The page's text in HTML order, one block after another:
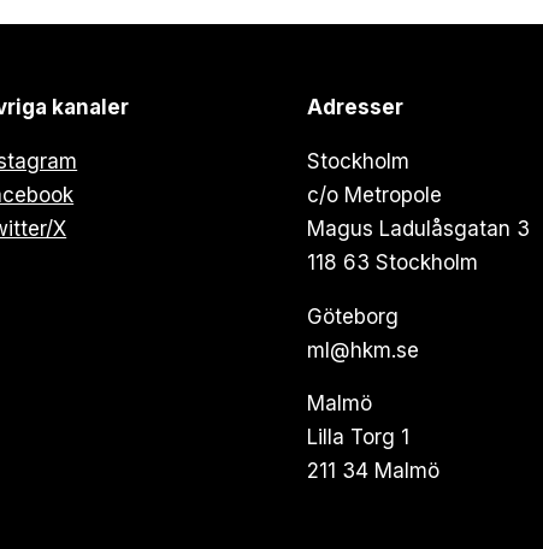
kanaler
X
Adresser
Stockholm
c/o Metropole
Magus Ladulåsgatan 3
118 63 Stockholm
Göteborg
ml@hkm.se
Malmö
Lilla Torg 1
211 34 Malmö